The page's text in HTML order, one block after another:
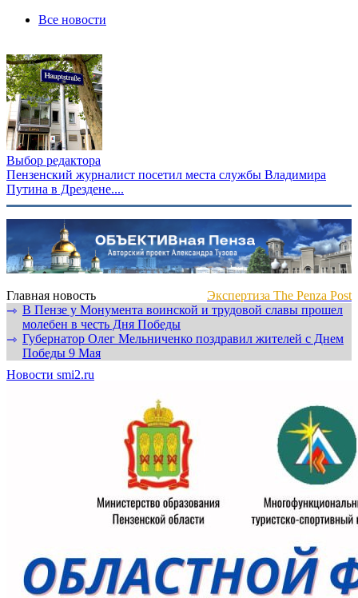
Все новости
Выбор редактора
Пензенский журналист посетил места службы Владимира
Путина в Дрездене....
Главная новость
Экспертиза The Penza Post
⇾ В Пензе у Монумента воинской и трудовой славы прошел
молебен в честь Дня Победы
⇾ Губернатор Олег Мельниченко поздравил жителей с Днем
Победы 9 Мая
Новости smi2.ru